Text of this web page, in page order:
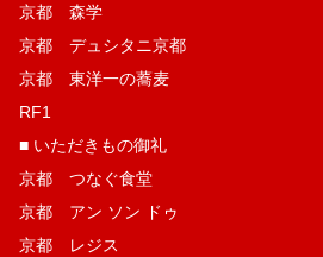
京都 森学
京都 デュシタニ京都
京都 東洋一の蕎麦
RF1
■ いただきもの御礼
京都 つなぐ食堂
京都 アン ソン ドゥ
京都 レジス